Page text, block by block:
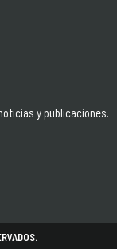
y publicaciones.